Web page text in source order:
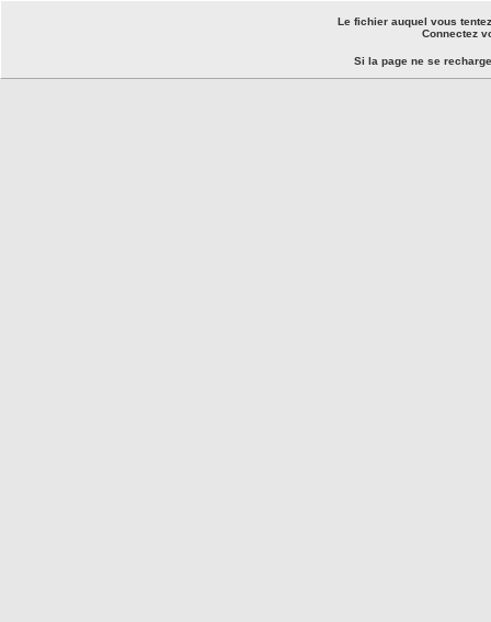
Le fichier auquel vous
Connectez
Si la page ne se